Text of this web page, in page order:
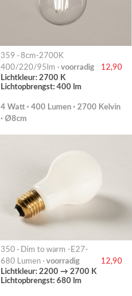
359 · 8cm-2700K
400/220/95lm · voorradig
12,90
Lichtkleur: 2700 K
Lichtopbrengst: 400 lm
4 Watt · 400 Lumen · 2700 Kelvin
· Ø8cm
350 · Dim to warm -E27-
680 Lumen · voorradig
12,90
Lichtkleur: 2200 → 2700 K
Lichtopbrengst: 680 lm